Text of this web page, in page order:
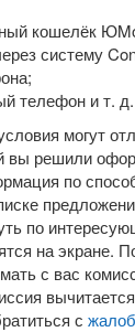
кошелёк
систему
телефон и т. д.
могут
вы решили
по
по
на экране.
с вас
с